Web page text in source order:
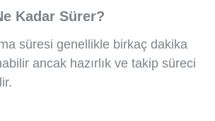
Kadar Sürer?
süresi genellikle birkaç dakika
ancak hazırlık ve takip süreci